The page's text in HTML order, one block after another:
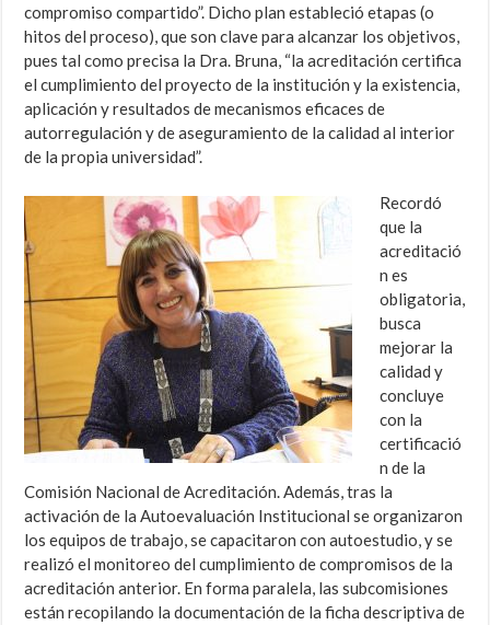
compromiso compartido”. Dicho plan estableció etapas (o
hitos del proceso), que son clave para alcanzar los objetivos,
pues tal como precisa la Dra. Bruna, “la acreditación certifica
el cumplimiento del proyecto de la institución y la existencia,
aplicación y resultados de mecanismos eficaces de
autorregulación y de aseguramiento de la calidad al interior
de la propia universidad”.
Recordó
que la
acreditació
n es
obligatoria,
busca
mejorar la
calidad y
concluye
con la
certificació
n de la
Comisión Nacional de Acreditación. Además, tras la
activación de la Autoevaluación Institucional se organizaron
los equipos de trabajo, se capacitaron con autoestudio, y se
realizó el monitoreo del cumplimiento de compromisos de la
acreditación anterior. En forma paralela, las subcomisiones
están recopilando la documentación de la ficha descriptiva de